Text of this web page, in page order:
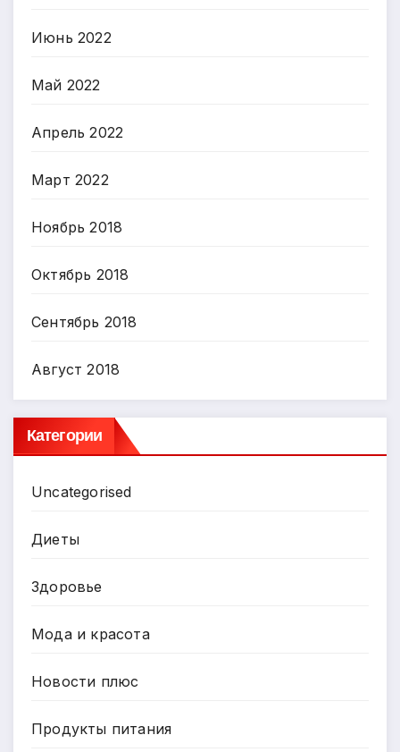
Июнь 2022
Май 2022
Апрель 2022
Март 2022
Ноябрь 2018
Октябрь 2018
Сентябрь 2018
Август 2018
Категории
Uncategorised
Диеты
Здоровье
Мода и красота
Новости плюс
Продукты питания